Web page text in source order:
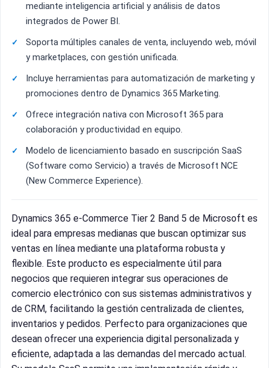
mediante inteligencia artificial y análisis de datos
integrados de Power BI.
Soporta múltiples canales de venta, incluyendo web, móvil
y marketplaces, con gestión unificada.
Incluye herramientas para automatización de marketing y
promociones dentro de Dynamics 365 Marketing.
Ofrece integración nativa con Microsoft 365 para
colaboración y productividad en equipo.
Modelo de licenciamiento basado en suscripción SaaS
(Software como Servicio) a través de Microsoft NCE
(New Commerce Experience).
Dynamics 365 e-Commerce Tier 2 Band 5 de Microsoft es
ideal para empresas medianas que buscan optimizar sus
ventas en línea mediante una plataforma robusta y
flexible. Este producto es especialmente útil para
negocios que requieren integrar sus operaciones de
comercio electrónico con sus sistemas administrativos y
de CRM, facilitando la gestión centralizada de clientes,
inventarios y pedidos. Perfecto para organizaciones que
desean ofrecer una experiencia digital personalizada y
eficiente, adaptada a las demandas del mercado actual.